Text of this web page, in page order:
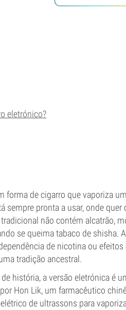
eletrónico?
forma de cigarro que vaporiza
sempre pronta a usar, onde
não contém alcatrão,
se queima tabaco de shisha.
de nicotina ou efeitos
tradição ancestral.
história, a versão eletrónica é
por Hon Lik, um farmacêutico
de ultrassons para